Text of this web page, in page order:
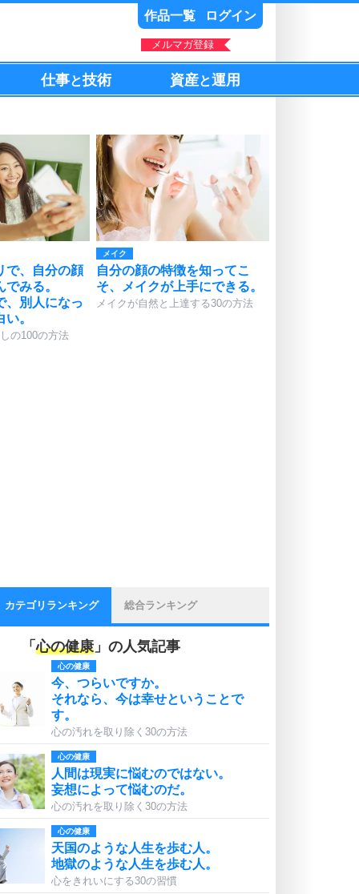
作品一覧 ログイン
メルマガ登録
仕事と技術 資産と運用
で、自分の顔
みる。
、別人になっ
。
の100の方法
メイク
自分の顔の特徴を知ってこ
そ、メイクが上手にできる。
メイクが自然と上達する30の方法
カテゴリランキング 総合ランキング
「心の健康」の人気記事
心の健康
今、つらいですか。
それなら、今は幸せということで
す。
心の汚れを取り除く30の方法
心の健康
人間は現実に悩むのではない。
妄想によって悩むのだ。
心の汚れを取り除く30の方法
心の健康
天国のような人生を歩む人。
地獄のような人生を歩む人。
心をきれいにする30の習慣